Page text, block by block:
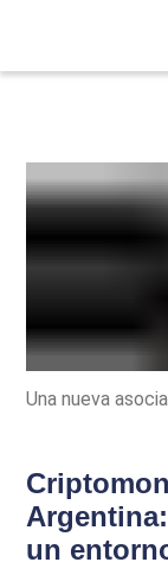
Una nueva
un